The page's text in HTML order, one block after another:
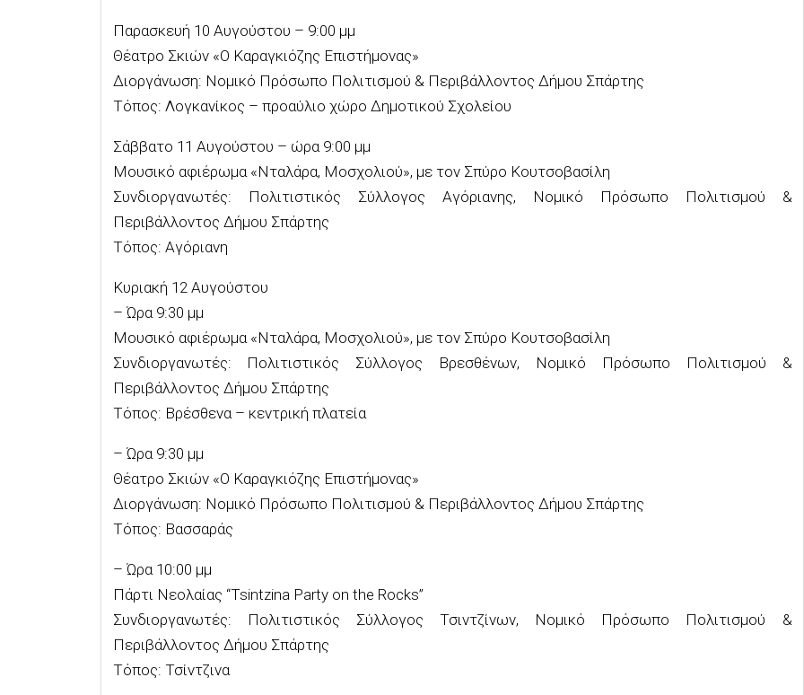
Παρασκευή 10 Αυγούστου – 9:00 μμ
Θέατρο Σκιών «Ο Καραγκιόζης Επιστήμονας»
Διοργάνωση: Νομικό Πρόσωπο Πολιτισμού & Περιβάλλοντος Δήμου Σπάρτης
Τόπος: Λογκανίκος – προαύλιο χώρο Δημοτικού Σχολείου
Σάββατο 11 Αυγούστου – ώρα 9:00 μμ
Μουσικό αφιέρωμα «Νταλάρα, Μοσχολιού», με τον Σπύρο Κουτσοβασίλη
Συνδιοργανωτές: Πολιτιστικός Σύλλογος Αγόριανης, Νομικό Πρόσωπο Πολιτισμού &
Περιβάλλοντος Δήμου Σπάρτης
Τόπος: Αγόριανη
Κυριακή 12 Αυγούστου
– Ώρα 9:30 μμ
Μουσικό αφιέρωμα «Νταλάρα, Μοσχολιού», με τον Σπύρο Κουτσοβασίλη
Συνδιοργανωτές: Πολιτιστικός Σύλλογος Βρεσθένων, Νομικό Πρόσωπο Πολιτισμού &
Περιβάλλοντος Δήμου Σπάρτης
Τόπος: Βρέσθενα – κεντρική πλατεία
– Ώρα 9:30 μμ
Θέατρο Σκιών «Ο Καραγκιόζης Επιστήμονας»
Διοργάνωση: Νομικό Πρόσωπο Πολιτισμού & Περιβάλλοντος Δήμου Σπάρτης
Τόπος: Βασσαράς
– Ώρα 10:00 μμ
Πάρτι Νεολαίας “Tsintzina Party on the Rocks”
Συνδιοργανωτές: Πολιτιστικός Σύλλογος Τσιντζίνων, Νομικό Πρόσωπο Πολιτισμού &
Περιβάλλοντος Δήμου Σπάρτης
Τόπος: Τσίντζινα